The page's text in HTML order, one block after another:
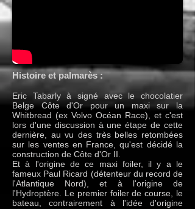
Histoire et palmarès :
Eric Tabarly à signé avec le chocolatier
Belge Côte d'Or pour un maxi sur la
Whitbread (ex Volvo Océan Race), et c'est
lors d'une discussion à une étape de cette
dernière, au vu des très belles retombées
sur les ventes en France, qu'est décidé la
construction de Côte d'Or II.
Et à l'origine de ce maxi foiler, il y a le
fameux Paul Ricard (détenteur du record de
l'Atlantique Nord), et à l'origine de
l'Hydroptère. Le premier foiler de course, le
bateau, contrairement à l'idée d'origine